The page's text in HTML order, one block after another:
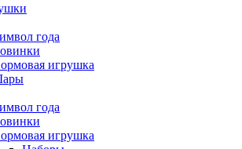
года
игрушка
года
игрушка